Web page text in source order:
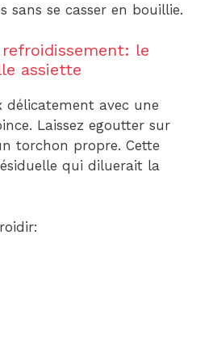
sans se casser en bouillie.
le
assiette
délicatement avec une
Laissez egoutter sur
torchon propre. Cette
qui diluerait la